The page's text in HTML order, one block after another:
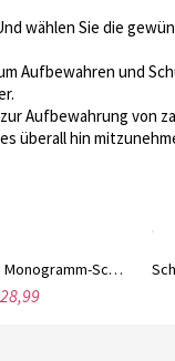
wählen Sie die
Aufbewahren und
Aufbewahrung von
überall hin
Personalisierte Monogramm-Schmuckschatulle, Brautjungfern-Schmuckkästchen, Brautjungfern-Geschenk für Mädchen/Freunde, Hochzeits-/Reise-Schmuckkästchen, Geburtstags-/Muttertagsgeschenk, glitzerndes Weihnachtsgeschenk, Geburtstagsgeschenk, Brautjungfern-Ge